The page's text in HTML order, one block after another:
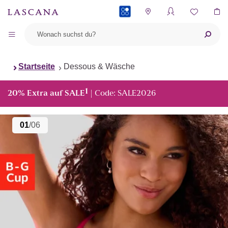
Startseite Dessous & Wäsche
20% Extra auf SALE1 | Code: SALE2026
01/06